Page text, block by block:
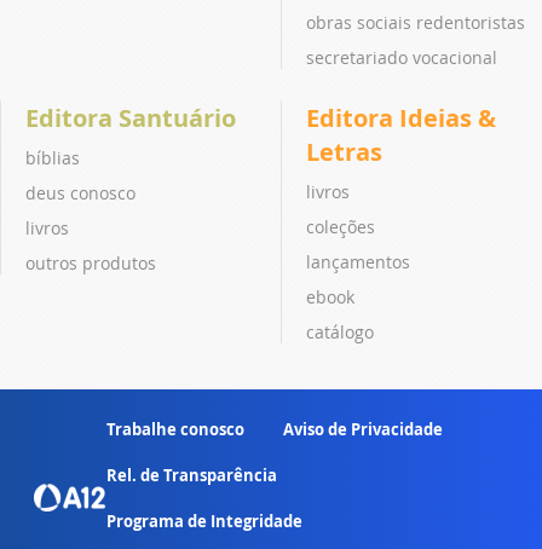
obras sociais redentoristas
secretariado vocacional
Editora Santuário
bíblias
deus conosco
livros
outros produtos
Editora Ideias &
Letras
livros
coleções
lançamentos
ebook
catálogo
Trabalhe conosco Aviso de Privacidade
Rel. de Transparência
Programa de Integridade